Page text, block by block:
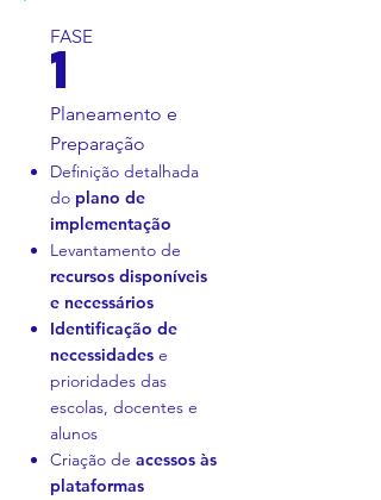
FASE
1
Planeamento e
Preparação
Definição detalhada
do plano de
implementação
Levantamento de
recursos disponíveis
e necessários
Identificação de
necessidades e
prioridades das
escolas, docentes e
alunos
Criação de acessos às
plataformas